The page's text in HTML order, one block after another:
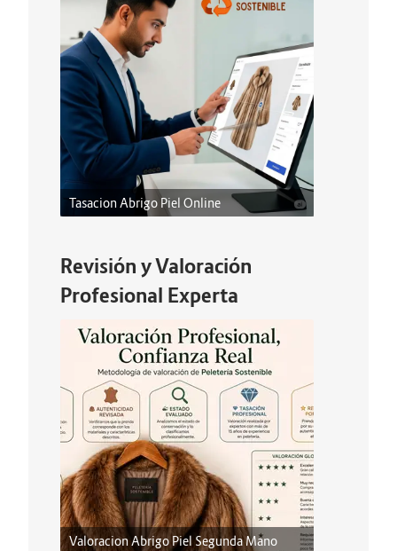
Tasacion Abrigo Piel Online
Revisión y Valoración
Profesional Experta
Valoracion Abrigo Piel Segunda Mano